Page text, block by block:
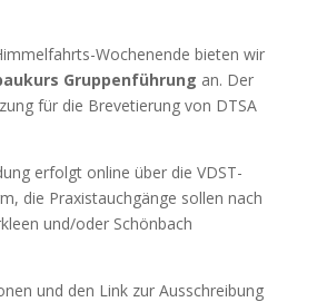
Wochenende bieten wir
Gruppenführung an. Der
für die Brevetierung von DTSA
erfolgt online über die VDST-
die Praxistauchgänge sollen nach
und/oder Schönbach
und den Link zur Ausschreibung